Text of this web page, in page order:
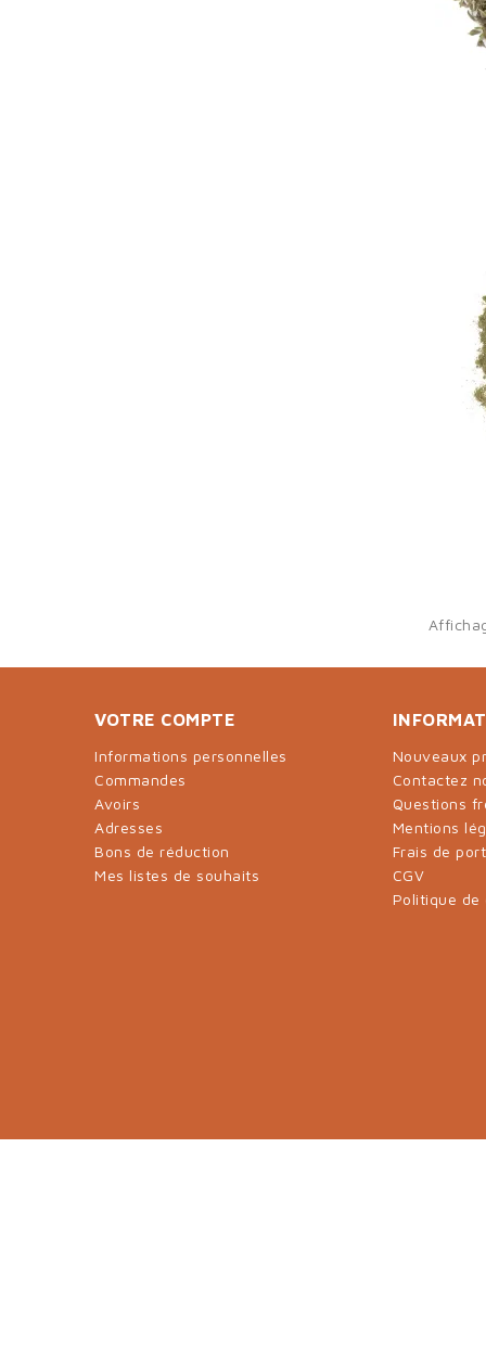
VOTRE COMPTE
Informations personnelles
Commandes
Avoirs
Adresses
Bons de réduction
Mes listes de souhaits
Nouveaux
Contactez
Questions
Mentions
Frais de port
CGV
Politique